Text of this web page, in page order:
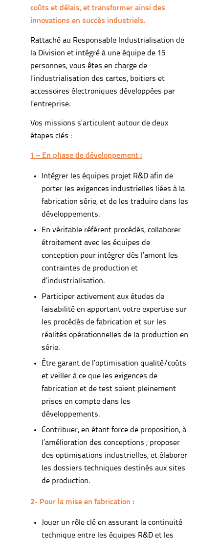
coûts et délais, et transformer ainsi des
innovations en succès industriels.
Rattaché au Responsable Industrialisation de
la Division et intégré à une équipe de 15
personnes, vous êtes en charge de
l’industrialisation des cartes, boitiers et
accessoires électroniques développées par
l’entreprise.
Vos missions s’articulent autour de deux
étapes clés :
1 – En phase de développement :
Intégrer les équipes projet R&D afin de
porter les exigences industrielles liées à la
fabrication série, et de les traduire dans les
développements.
En véritable référent procédés, collaborer
étroitement avec les équipes de
conception pour intégrer dès l’amont les
contraintes de production et
d’industrialisation.
Participer activement aux études de
faisabilité en apportant votre expertise sur
les procédés de fabrication et sur les
réalités opérationnelles de la production en
série.
Être garant de l’optimisation qualité/coûts
et veiller à ce que les exigences de
fabrication et de test soient pleinement
prises en compte dans les
développements.
Contribuer, en étant force de proposition, à
l’amélioration des conceptions ; proposer
des optimisations industrielles, et élaborer
les dossiers techniques destinés aux sites
de production.
2- Pour la mise en fabrication :
Jouer un rôle clé en assurant la continuité
technique entre les équipes R&D et les